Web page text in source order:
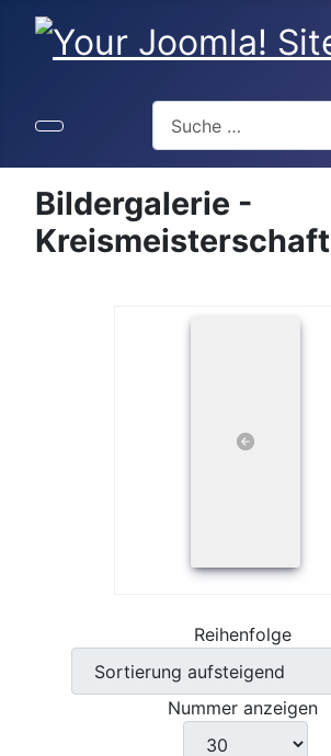
Bildergalerie -
Kreismeisterschaft
Reihenfolge
Nummer anzeigen